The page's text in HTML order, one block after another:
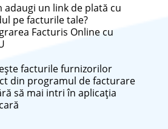
adaugi un link de plată cu
pe facturile tale?
Facturis Online cu
facturile furnizorilor
din programul de facturare
să mai intri în aplicația